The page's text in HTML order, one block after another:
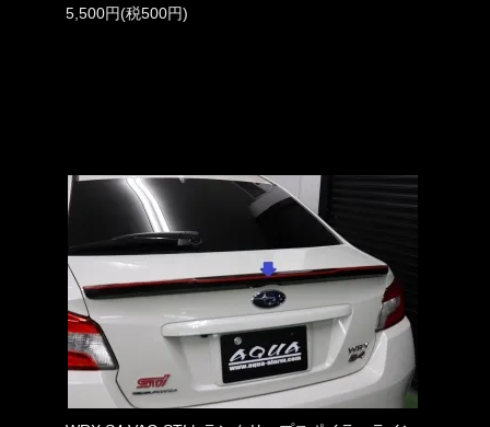
5,500円(税500円)